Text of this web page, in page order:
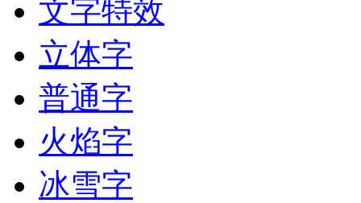
文字特效
立体字
普通字
火焰字
冰雪字